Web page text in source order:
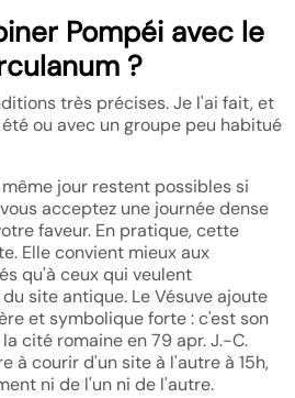
Pompéi avec le
?
très précises. Je l'ai fait, et
ou avec un groupe peu habitué
jour restent possibles si
acceptez une journée dense
faveur. En pratique, cette
Elle convient mieux aux
qu'à ceux qui veulent
site antique. Le Vésuve ajoute
et symbolique forte : c'est son
cité romaine en 79 apr. J.-C.
à courir d'un site à l'autre à 15h,
ni de l'un ni de l'autre.